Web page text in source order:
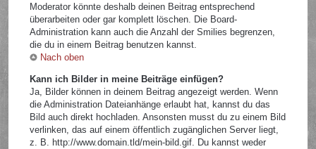
Moderator könnte deshalb deinen Beitrag entsprechend
überarbeiten oder gar komplett löschen. Die Board-
Administration kann auch die Anzahl der Smilies begrenzen,
die du in einem Beitrag benutzen kannst.
Nach oben
Kann ich Bilder in meine Beiträge einfügen?
Ja, Bilder können in deinem Beitrag angezeigt werden. Wenn
die Administration Dateianhänge erlaubt hat, kannst du das
Bild auch direkt hochladen. Ansonsten musst du zu einem Bild
verlinken, das auf einem öffentlich zugänglichen Server liegt,
z. B. http://www.domain.tld/mein-bild.gif. Du kannst weder